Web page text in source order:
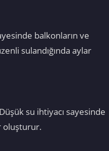
balkonların ve
sulandığında aylar
su ihtiyacı sayesinde
oluşturur.